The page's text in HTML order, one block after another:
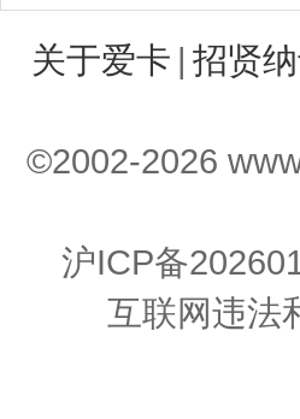
关于爱卡 | 招贤
©2002-2026
沪ICP备
互联网违法